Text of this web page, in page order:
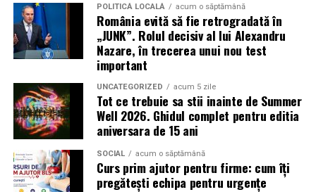
presiunea timpului și de teama utilizatorilor că ar putea
pierde o ofertă sau o oportunitate. Mesajele care anunță
ultimele bilete disponibile, acces limitat la o transmisie
sau câștigarea unui premiu pot determina utilizatorii să
reacționeze înainte de a verifica sursa.
Turneul se încheie pe 19 iulie, iar specialiștii anticipează
o intensificare a activității frauduloase în perioada
finalei. Printre cele mai utilizate pretexte se numără
transmisiunile pirat, biletele revândute, pariurile,
tombolele, concursurile și falsele oferte de călătorie.
POLITICĂ LOCALĂ acum o săptămână
România evită să fie retrogradată în
„JUNK”. Rolul decisiv al lui Alexandru
Nazare, în trecerea unui nou test
important
UNCATEGORIZED acum 5 zile
Tot ce trebuie sa stii inainte de Summer
Well 2026. Ghidul complet pentru editia
aniversara de 15 ani
SOCIAL acum o săptămână
Curs prim ajutor pentru firme: cum îți
pregătești echipa pentru urgențe